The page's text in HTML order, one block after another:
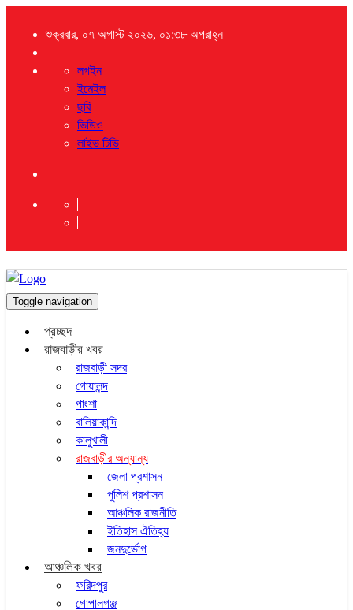
শুক্রবার, ০৭ অগাস্ট ২০২৬, ০১:৩৮ অপরাহ্ন
লগইন
ইমেইল
ছবি
ভিডিও
লাইভ টিভি
Toggle navigation
প্রচ্ছদ
রাজবাড়ীর খবর
রাজবাড়ী সদর
গোয়ালন্দ
পাংশা
বালিয়াকান্দি
কালুখালী
রাজবাড়ীর অন্যান্য
জেলা প্রশাসন
পুলিশ প্রশাসন
আঞ্চলিক রাজনীতি
ইতিহাস ঐতিহ্য
জনদুর্ভোগ
আঞ্চলিক খবর
ফরিদপুর
গোপালগঞ্জ